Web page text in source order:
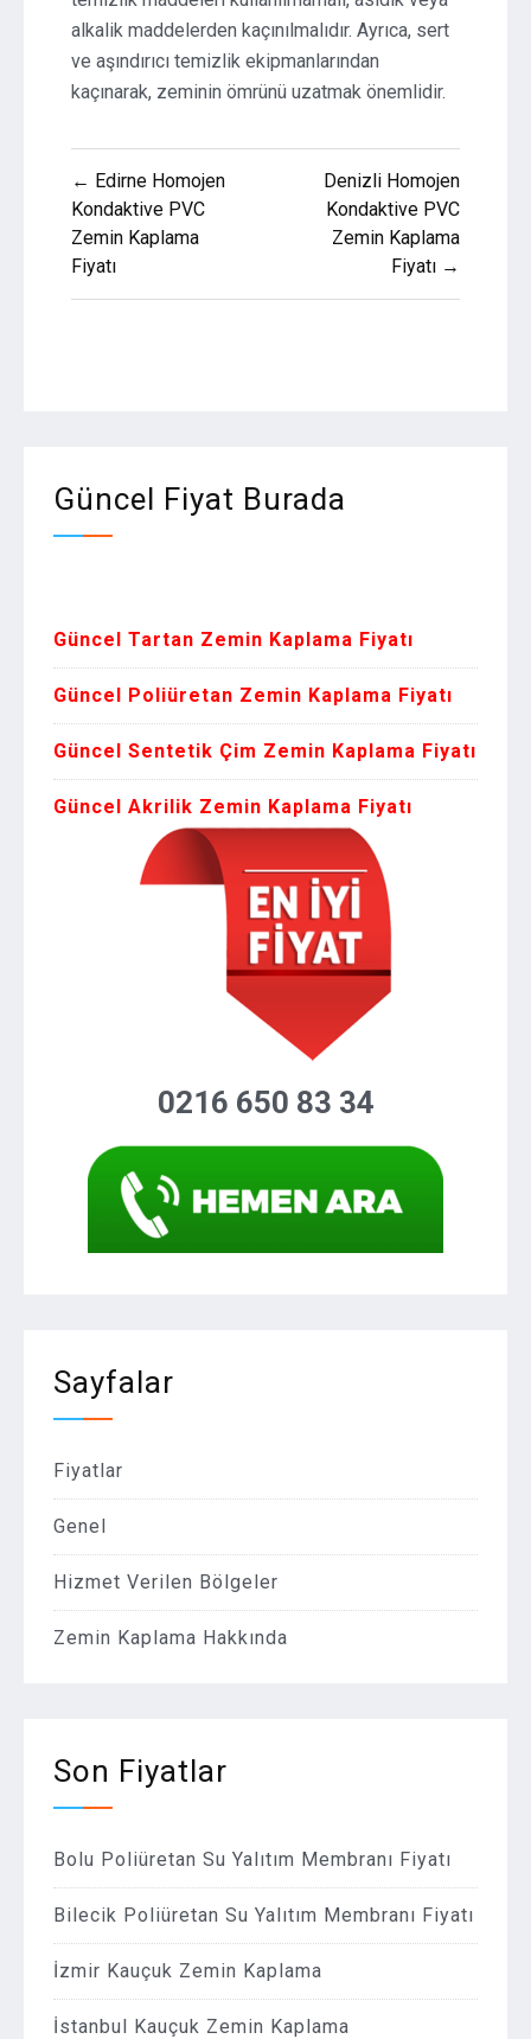
alkalik maddelerden kaçınılmalıdır. Ayrıca, sert
ve aşındırıcı temizlik ekipmanlarından
kaçınarak, zeminin ömrünü uzatmak önemlidir.
Yazı
gezinmesi
← Edirne Homojen
Kondaktive PVC
Zemin Kaplama
Fiyatı
Denizli Homojen
Kondaktive PVC
Zemin Kaplama
Fiyatı →
Güncel Fiyat Burada
Güncel Tartan Zemin Kaplama Fiyatı
Güncel Poliüretan Zemin Kaplama Fiyatı
Güncel Sentetik Çim Zemin Kaplama Fiyatı
Güncel Akrilik Zemin Kaplama Fiyatı
0216 650 83 34
Sayfalar
Fiyatlar
Genel
Hizmet Verilen Bölgeler
Zemin Kaplama Hakkında
Son Fiyatlar
Bolu Poliüretan Su Yalıtım Membranı Fiyatı
Bilecik Poliüretan Su Yalıtım Membranı Fiyatı
İzmir Kauçuk Zemin Kaplama
İstanbul Kauçuk Zemin Kaplama